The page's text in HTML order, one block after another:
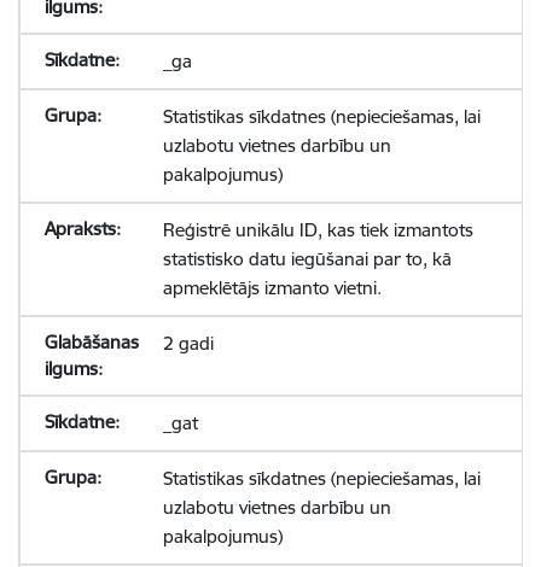
_ga
Statistikas sīkdatnes (nepieciešamas, lai
uzlabotu vietnes darbību un
pakalpojumus)
Reģistrē unikālu ID, kas tiek izmantots
statistisko datu iegūšanai par to, kā
apmeklētājs izmanto vietni.
2 gadi
_gat
Statistikas sīkdatnes (nepieciešamas, lai
uzlabotu vietnes darbību un
pakalpojumus)